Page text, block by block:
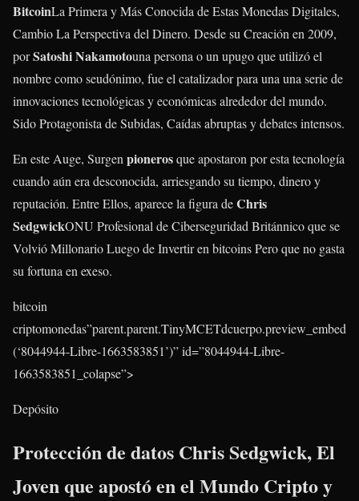
BitcoinLa Primera y Más Conocida de Estas Monedas Digitales,
Cambio La Perspectiva del Dinero. Desde su Creación en 2009,
porSatoshi Nakamotouna persona o un upugo que utilizó el
nombre como seudónimo, fue el catalizador para una una serie de
innovaciones tecnológicas y económicas alrededor del mundo.
Sido Protagonista de Subidas, Caídas abruptas y debates intensos.
En este Auge, Surgen pionerosque apostaron por esta tecnología
cuando aún era desconocida, arriesgando su tiempo, dinero y
reputación. Entre Ellos, aparece la figura deChris
SedgwickONU Profesional de Ciberseguridad Británnico que se
Volvió Millonario Luego de Invertir en bitcoins Pero que no gasta
su fortuna en exeso.
bitcoin
criptomonedas”parent.parent.TinyMCETdcuerpo.preview_embed
(‘8044944-Libre-1663583851’)” id=”8044944-Libre-
1663583851_colapse”>
Depósito
Protección de datos Chris Sedgwick, El
Joven que apostó en el Mundo Cripto y